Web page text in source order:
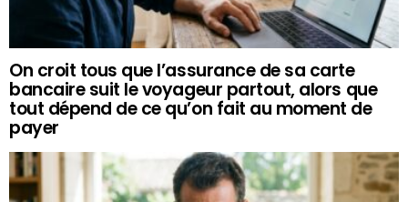
On croit tous que l’assurance de sa carte
bancaire suit le voyageur partout, alors que
tout dépend de ce qu’on fait au moment de
payer